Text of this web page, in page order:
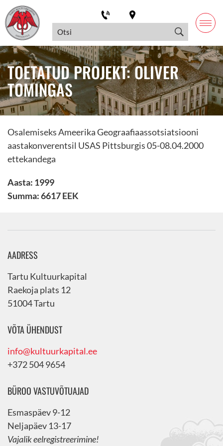
TOETATUD PROJEKT: OLIVER
TOMINGAS
Osalemiseks Ameerika Geograafiaassotsiatsiooni
aastakonverentsil USAS Pittsburgis 05-08.04.2000
ettekandega
Aasta: 1999
Summa: 6617 EEK
AADRESS
Tartu Kultuurkapital
Raekoja plats 12
51004 Tartu
VÕTA ÜHENDUST
info@kultuurkapital.ee
+372 504 9654
BÜROO VASTUVÕTUAJAD
Esmaspäev 9-12
Neljapäev 13-17
Vajalik eelregistreerimine!